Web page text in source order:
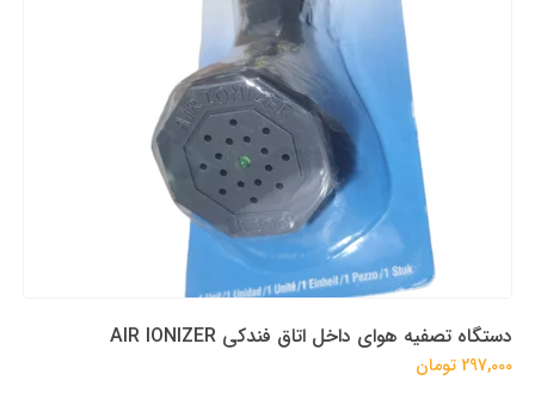
دستگاه تصفیه هوای داخل اتاق فندکی AIR IONIZER
297,000 تومان